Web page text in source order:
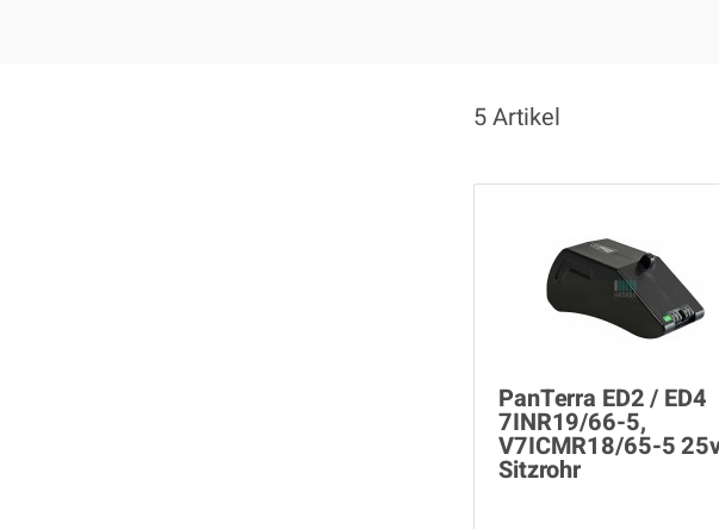
5 Artikel
PanTerra ED2 / ED4
7INR19/66-5,
V7ICMR18/65-5
Sitzrohr